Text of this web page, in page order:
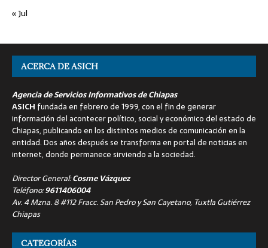
« Jul
ACERCA DE ASICH
Agencia de Servicios Informativos de Chiapas
ASICH fundada en febrero de 1999, con el fin de generar
información del acontecer político, social y económico del estado de
Chiapas, publicando en los distintos medios de comunicación en la
entidad. Dos años después se transforma en portal de noticias en
internet, donde permanece sirviendo a la sociedad.
Director General:Cosme Vázquez
Teléfono:9611406004
Av. 4 Mzna. 8 #112 Fracc. San Pedro y San Cayetano, Tuxtla Gutiérrez
Chiapas
CATEGORÍAS